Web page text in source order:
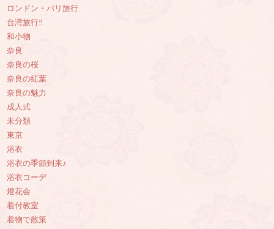
ロンドン・パリ旅行
台湾旅行‼︎
和小物
奈良
奈良の桜
奈良の紅葉
奈良の魅力
成人式
未分類
東京
浴衣
浴衣の季節到来♪
浴衣コーデ
燈花会
着付教室
着物で散策